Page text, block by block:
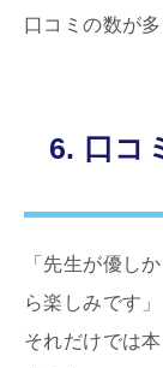
口コミの数が
6. 口コ
「先生が優し
ら楽しみです
それだけでは